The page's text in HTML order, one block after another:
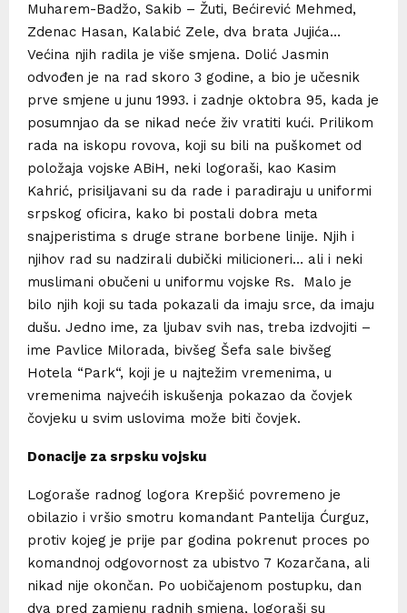
Muharem-Badžo, Sakib – Žuti, Bećirević Mehmed,
Zdenac Hasan, Kalabić Zele, dva brata Jujića…
Većina njih radila je više smjena. Dolić Jasmin
odvođen je na rad skoro 3 godine, a bio je učesnik
prve smjene u junu 1993. i zadnje oktobra 95, kada je
posumnjao da se nikad neće živ vratiti kući. Prilikom
rada na iskopu rovova, koji su bili na puškomet od
položaja vojske ABiH, neki logoraši, kao Kasim
Kahrić, prisiljavani su da rade i paradiraju u uniformi
srpskog oficira, kako bi postali dobra meta
snajperistima s druge strane borbene linije. Njih i
njihov rad su nadzirali dubički milicioneri… ali i neki
muslimani obučeni u uniformu vojske Rs. Malo je
bilo njih koji su tada pokazali da imaju srce, da imaju
dušu. Jedno ime, za ljubav svih nas, treba izdvojiti –
ime Pavlice Milorada, bivšeg Šefa sale bivšeg
Hotela “Park“, koji je u najtežim vremenima, u
vremenima najvećih iskušenja pokazao da čovjek
čovjeku u svim uslovima može biti čovjek.
Donacije za srpsku vojsku
Logoraše radnog logora Krepšić povremeno je
obilazio i vršio smotru komandant Pantelija Ćurguz,
protiv kojeg je prije par godina pokrenut proces po
komandnoj odgovornost za ubistvo 7 Kozarčana, ali
nikad nije okončan. Po uobičajenom postupku, dan
dva pred zamjenu radnih smjena, logoraši su